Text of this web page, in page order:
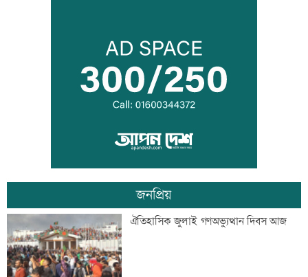
এসএসসির ফলপ্রকাশ ১০ আগস্ট, যেভাবে
জানা যাবে
দরপত্র ছাড়াই ২০০ ইলেকট্রিক বাস কেনার
নীতিগত অনুমোদন
তনু হত্যার আসামি সাবেক সেনাসদস্য
হাফিজুরকে আত্মসমর্পণের নির্দেশ
জনপ্রিয়
ঐতিহাসিক জুলাই গণঅভ্যুত্থান দিবস আজ